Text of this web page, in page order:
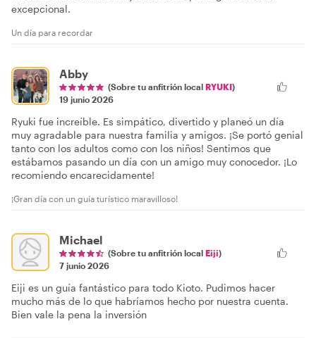
excepcional.
Un día para recordar
Abby
(Sobre tu anfitrión local RYUKI)
19 junio 2026
Ryuki fue increíble. Es simpático, divertido y planeó un día
muy agradable para nuestra familia y amigos. ¡Se portó genial
tanto con los adultos como con los niños! Sentimos que
estábamos pasando un día con un amigo muy conocedor. ¡Lo
recomiendo encarecidamente!
¡Gran día con un guía turístico maravilloso!
Michael
(Sobre tu anfitrión local Eiji)
7 junio 2026
Eiji es un guía fantástico para todo Kioto. Pudimos hacer
mucho más de lo que habríamos hecho por nuestra cuenta.
Bien vale la pena la inversión